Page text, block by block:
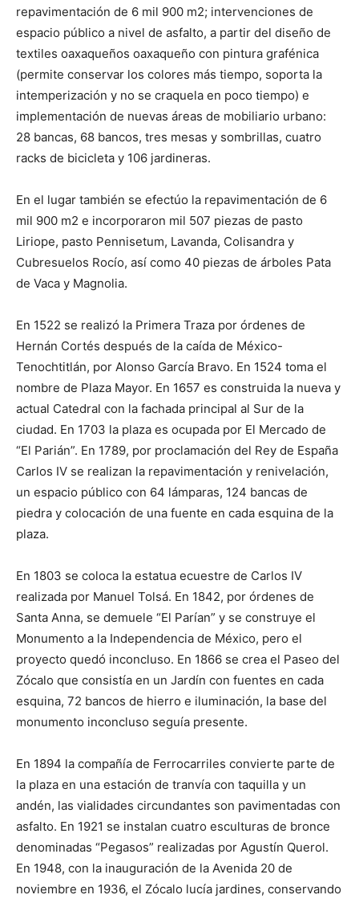
repavimentación de 6 mil 900 m2; intervenciones de
espacio público a nivel de asfalto, a partir del diseño de
textiles oaxaqueños oaxaqueño con pintura grafénica
(permite conservar los colores más tiempo, soporta la
intemperización y no se craquela en poco tiempo) e
implementación de nuevas áreas de mobiliario urbano:
28 bancas, 68 bancos, tres mesas y sombrillas, cuatro
racks de bicicleta y 106 jardineras.
En el lugar también se efectúo la repavimentación de 6
mil 900 m2 e incorporaron mil 507 piezas de pasto
Liriope, pasto Pennisetum, Lavanda, Colisandra y
Cubresuelos Rocío, así como 40 piezas de árboles Pata
de Vaca y Magnolia.
En 1522 se realizó la Primera Traza por órdenes de
Hernán Cortés después de la caída de México-
Tenochtitlán, por Alonso García Bravo. En 1524 toma el
nombre de Plaza Mayor. En 1657 es construida la nueva y
actual Catedral con la fachada principal al Sur de la
ciudad. En 1703 la plaza es ocupada por El Mercado de
“El Parián”. En 1789, por proclamación del Rey de España
Carlos IV se realizan la repavimentación y renivelación,
un espacio público con 64 lámparas, 124 bancas de
piedra y colocación de una fuente en cada esquina de la
plaza.
En 1803 se coloca la estatua ecuestre de Carlos IV
realizada por Manuel Tolsá. En 1842, por órdenes de
Santa Anna, se demuele “El Parían” y se construye el
Monumento a la Independencia de México, pero el
proyecto quedó inconcluso. En 1866 se crea el Paseo del
Zócalo que consistía en un Jardín con fuentes en cada
esquina, 72 bancos de hierro e iluminación, la base del
monumento inconcluso seguía presente.
En 1894 la compañía de Ferrocarriles convierte parte de
la plaza en una estación de tranvía con taquilla y un
andén, las vialidades circundantes son pavimentadas con
asfalto. En 1921 se instalan cuatro esculturas de bronce
denominadas “Pegasos” realizadas por Agustín Querol.
En 1948, con la inauguración de la Avenida 20 de
noviembre en 1936, el Zócalo lucía jardines, conservando